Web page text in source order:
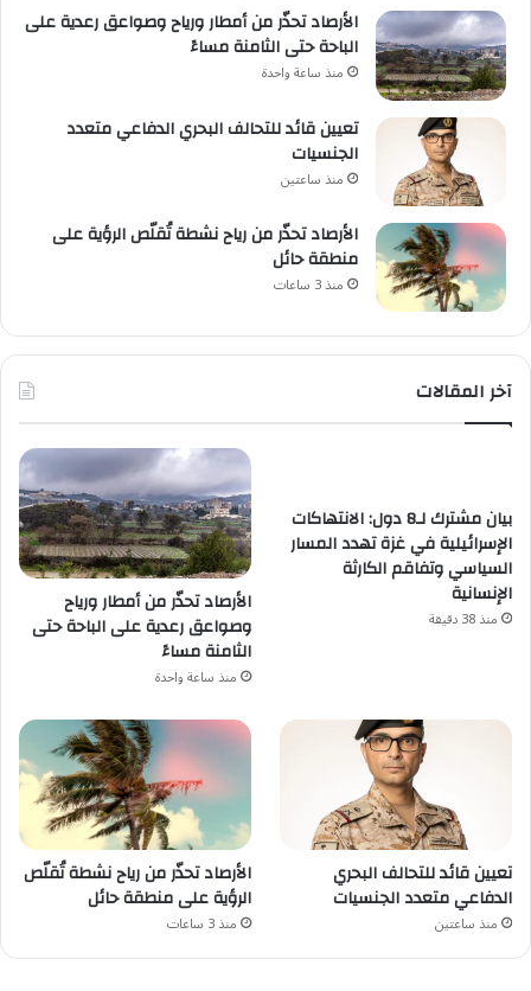
الأرصاد تحذّر من أمطار ورياح وصواعق رعدية على
الباحة حتى الثامنة مساءً
منذ ساعة واحدة
تعيين قائد للتحالف البحري الدفاعي متعدد
الجنسيات
منذ ساعتين
الأرصاد تحذّر من رياح نشطة تُقلّص الرؤية على
منطقة حائل
منذ 3 ساعات
آخر المقالات
بيان مشترك لـ8 دول: الانتهاكات
الإسرائيلية في غزة تهدد المسار
السياسي وتفاقم الكارثة
الإنسانية
منذ 38 دقيقة
الأرصاد تحذّر من أمطار ورياح
وصواعق رعدية على الباحة حتى
الثامنة مساءً
منذ ساعة واحدة
تعيين قائد للتحالف البحري
الدفاعي متعدد الجنسيات
منذ ساعتين
الأرصاد تحذّر من رياح نشطة تُقلّص
الرؤية على منطقة حائل
منذ 3 ساعات